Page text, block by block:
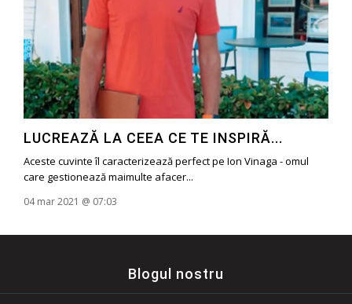
LUCREAZĂ LA CEEA CE TE INSPIRĂ...
Aceste cuvinte îl caracterizează perfect pe Ion Vinaga - omul
care gestionează maimulte afacer...
04 mar 2021 @ 07:03
Blogul nostru